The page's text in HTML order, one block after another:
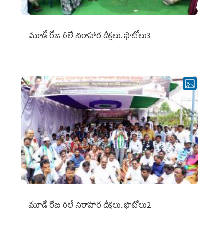
మూడో రోజు రిలే నిరాహార దీక్షలు..ఫొటోలు3
మూడో రోజు రిలే నిరాహార దీక్షలు..ఫొటోలు2